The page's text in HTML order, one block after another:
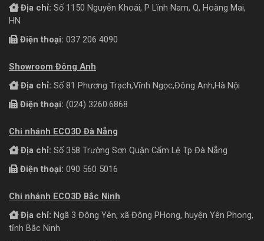
Địa chỉ: Số 1150 Nguyễn Khoái, P Lĩnh Nam, Q, Hoàng Mai,
HN
Điện thoại: 037 206 4090
Showroom Đông Anh
Địa chỉ: Số 81 Phương Trạch,Vĩnh Ngọc,Đông Anh,Hà Nội
Điện thoại: (024) 3260.6868
Chi nhánh ECO3D Đà Nẵng
Địa chỉ: Số 358 Trường Sơn Quận Cẩm Lệ Tp Đà Nẵng
Điện thoại: 090 560 5016
Chi nhánh ECO3D Bắc Ninh
Địa chỉ: Ngã 3 Đông Yên, xã Đông PHong, huyện Yên Phong,
tỉnh Bắc Ninh